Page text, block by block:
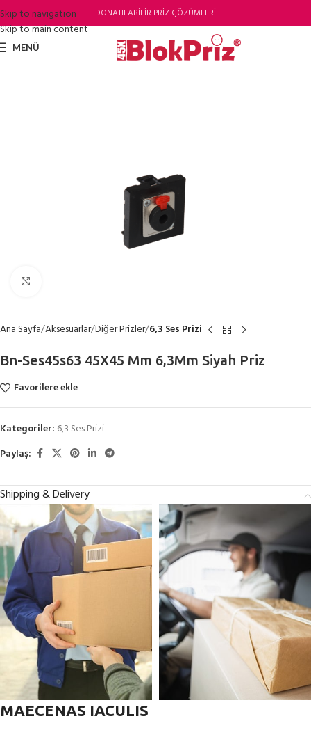
Skip to navigation
Skip to main content
DONATILABİLİR PRİZ ÇÖZÜMLERİ
MENÜ
Ana Sayfa Aksesuarlar Diğer Prizler 6,3 Ses Prizi
Bn-Ses45s63 45X45 Mm 6,3Mm Siyah Priz
Favorilere ekle
Kategoriler: 6,3 Ses Prizi
Paylaş:
Shipping & Delivery
MAECENAS IACULIS